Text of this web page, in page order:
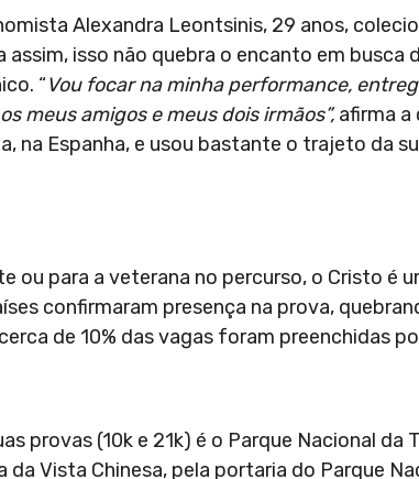
Alexandra Leontsinis, 29 anos,
assim, isso não quebra o encanto em
“Vou focar na minha performance,
meus amigos e meus dois irmãos”,afirma a
na Espanha, e usou bastante o trajeto da
ou para a veterana no percurso, o Cristo
confirmaram presença na prova,
de 10% das vagas foram preenchidas
provas (10k e 21k) é o Parque Nacional
da Vista Chinesa, pela portaria do Parque